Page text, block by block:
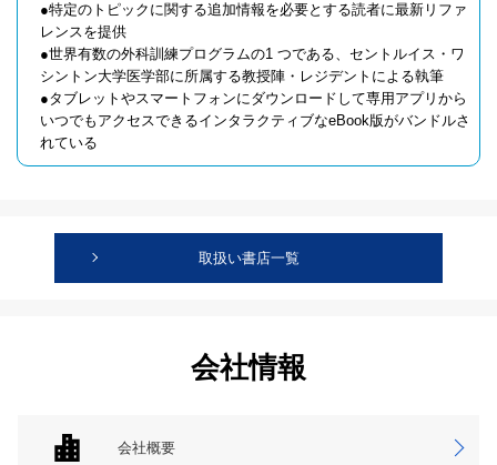
●特定のトピックに関する追加情報を必要とする読者に最新リファ
レンスを提供
●世界有数の外科訓練プログラムの1 つである、セントルイス・ワ
シントン大学医学部に所属する教授陣・レジデントによる執筆
●タブレットやスマートフォンにダウンロードして専用アプリから
いつでもアクセスできるインタラクティブなeBook版がバンドルさ
れている
取扱い書店一覧
会社情報
会社概要